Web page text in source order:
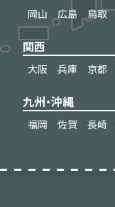
岡山 広島 鳥取
関西
大阪 兵庫 京都
九州・沖縄
福岡 佐賀 長崎